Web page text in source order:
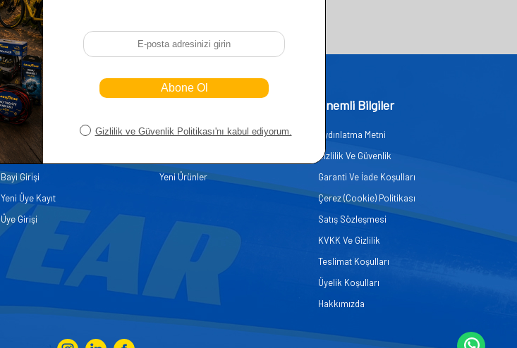
Üye
Sepetim
Bayi Kayıt
Bayi Girişi
Yeni Üye Kayıt
Üye Girişi
Ana Sayfa
Yeni Ürünler
Önemli Bilgiler
Aydınlatma Metni
Gizlilik Ve Güvenlik
Garanti Ve İade Koşulları
Çerez (Cookie) Politikası
Satış Sözleşmesi
KVKK Ve Gizlilik
Teslimat Koşulları
Üyelik Koşulları
Hakkımızda